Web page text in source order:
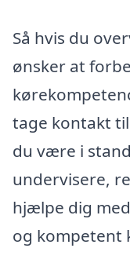
Så hvis du
ønsker at
tage kontakt
du være i
undervisere,
hjælpe dig
og kompetent